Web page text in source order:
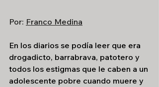
Por: Franco Medina
En los diarios se podía leer que era
drogadicto, barrabrava, patotero y
todos los estigmas que le caben a un
adolescente pobre cuando muere y